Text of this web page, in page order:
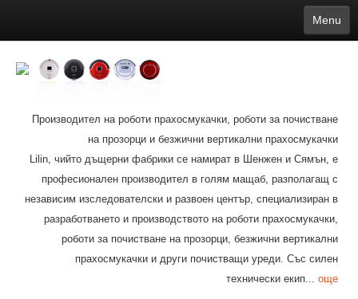
Menu
Deutsch
Português 日本語
Suomi
Hrvatski Română Mongolian bāṅlā Norsk
Türkçe
india Tiếng Việt
íslenska
Estonia
Bulgarian Ukrainian Slovenčina
Производител на роботи прахосмукачки, роботи за почистване
на прозорци и безжични вертикални прахосмукачки
Lilin, чийто дъщерни фабрики се намират в Шенжен и Сямън, е
професионален производител в голям мащаб, разполагащ с
независим изследователски и развоен център, специализиран в
разработването и производството на роботи прахосмукачки,
роботи за почистване на прозорци, безжични вертикални
прахосмукачки и други почистващи уреди. Със силен
технически екип... още